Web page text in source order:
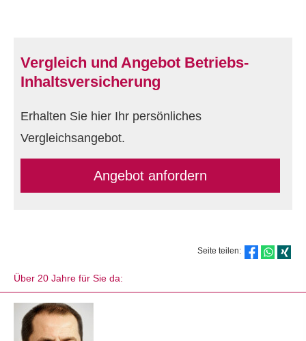
Vergleich und Angebot Betriebs-
Inhaltsversicherung
Erhalten Sie hier Ihr persönliches
Vergleichsangebot.
An­ge­bot an­for­dern
Seite teilen:
Über 20 Jahre für Sie da: